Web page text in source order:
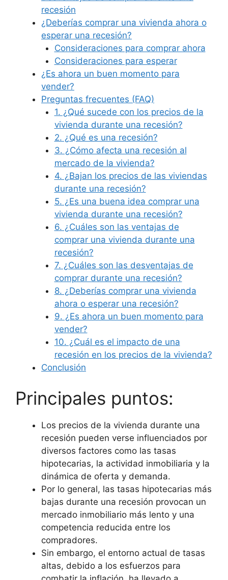
recesión
¿Deberías comprar una vivienda ahora o
esperar una recesión?
Consideraciones para comprar ahora
Consideraciones para esperar
¿Es ahora un buen momento para
vender?
Preguntas frecuentes (FAQ)
1. ¿Qué sucede con los precios de la
vivienda durante una recesión?
2. ¿Qué es una recesión?
3. ¿Cómo afecta una recesión al
mercado de la vivienda?
4. ¿Bajan los precios de las viviendas
durante una recesión?
5. ¿Es una buena idea comprar una
vivienda durante una recesión?
6. ¿Cuáles son las ventajas de
comprar una vivienda durante una
recesión?
7. ¿Cuáles son las desventajas de
comprar durante una recesión?
8. ¿Deberías comprar una vivienda
ahora o esperar una recesión?
9. ¿Es ahora un buen momento para
vender?
10. ¿Cuál es el impacto de una
recesión en los precios de la vivienda?
Conclusión
Principales puntos:
Los precios de la vivienda durante una
recesión pueden verse influenciados por
diversos factores como las tasas
hipotecarias, la actividad inmobiliaria y la
dinámica de oferta y demanda.
Por lo general, las tasas hipotecarias más
bajas durante una recesión provocan un
mercado inmobiliario más lento y una
competencia reducida entre los
compradores.
Sin embargo, el entorno actual de tasas
altas, debido a los esfuerzos para